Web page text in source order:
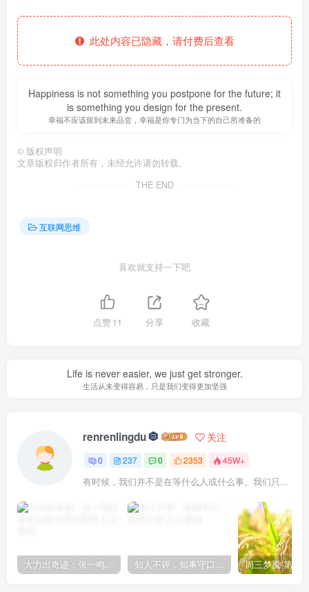
此处内容已隐藏，请付费后查看
Happiness is not something you postpone for the future; it
is something you design for the present.
幸福不应该留到未来品尝，幸福是你专门为当下的自己所准备的
© 版权声明
文章版权归作者所有，未经允许请勿转载。
THE END
互联网思维
喜欢就支持一下吧
点赞11 分享 收藏
Life is never easier, we just get stronger.
生活从未变得容易，只是我们变得更加坚强
renrenlingdu 关注
0 237 0 2353 45W+
有时候，我们并不是在等什么人或什么事。我们只是在静待岁月改变自己
大力出奇迹：张一鸣的创业心路与算法思维 知人不评，知事守口，知理不辩